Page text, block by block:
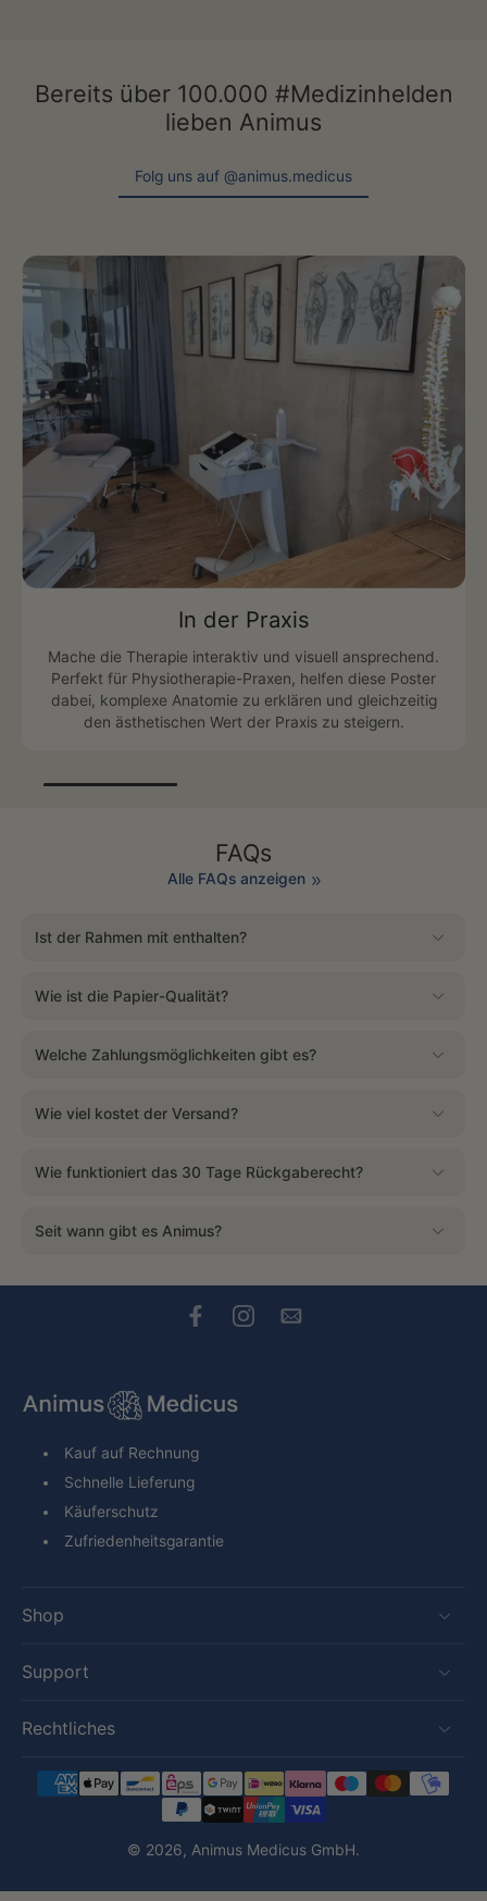
Bereits über 100.000 #Medizinhelden
lieben Animus
Folg uns auf @animus.medicus
Folg uns auf @animus.medicus
In der Praxis
Mache die Therapie interaktiv und visuell ansprechend.
Perfekt für Physiotherapie-Praxen, helfen diese Poster
dabei, komplexe Anatomie zu erklären und gleichzeitig
den ästhetischen Wert der Praxis zu steigern.
FAQs
Alle FAQs anzeigen
Ist der Rahmen mit enthalten?
Wie ist die Papier-Qualität?
Welche Zahlungsmöglichkeiten gibt es?
Wie viel kostet der Versand?
Wie funktioniert das 30 Tage Rückgaberecht?
Seit wann gibt es Animus?
Kauf auf Rechnung
Schnelle Lieferung
Käuferschutz
Zufriedenheitsgarantie
Shop
Support
Rechtliches
© 2026, Animus Medicus GmbH.